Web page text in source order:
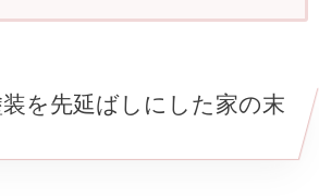
を先延ばしにした家の末